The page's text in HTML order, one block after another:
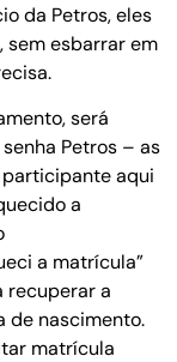
da Petros, eles
sem esbarrar em
será
Petros – as
aqui
a
a matrícula”
recuperar a
de nascimento.
matrícula